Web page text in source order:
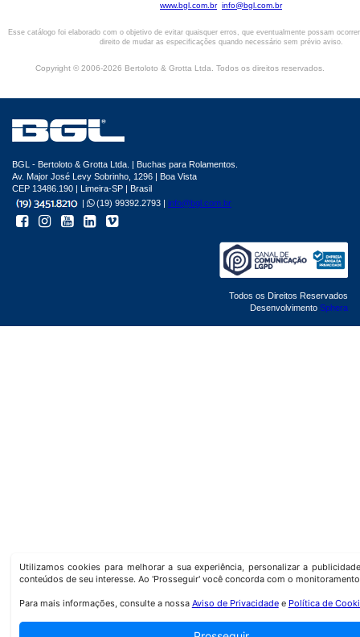
www.bgl.com.br info@bgl.com.br
Esse catálogo foi elaborado com o objetivo de evitar quaisquer erros, que eventualmente possam
direito de mudar as especificações quando necessário sem prévio aviso.
Copyright © 2006-2026 Bertoloto & Grotta Ltda. Todos os direitos reservados.
Utilizamos cookies para melhorar a sua experiência, personalizar a
conteúdos de seu interesse. Ao 'Prosseguir' você concorda com o
Para mais informações, consulte a nossa Aviso de Privacidadee Política de
BGL - Bertoloto & Grotta Ltda. | Buchas para Rolamentos.
Av. Major José Levy Sobrinho, 1296 | Boa Vista
CEP 13486.190 | Limeira-SP | Brasil
|
(19) 99392.2793 | info@bgl.com.br
Todos os Direitos Reservados
Desenvolvimento Sphera